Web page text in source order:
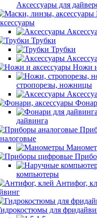
Аксессуары для
Трубки
Трубки
Ножи
стропорезы, ножницы
дайвинга
компьютеры
Антифог,
для